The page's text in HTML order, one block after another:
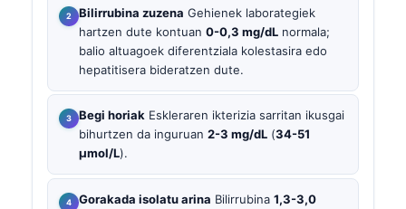
Bilirrubina zuzena Gehienek laborategiek
hartzen dute kontuan 0-0,3 mg/dL normala;
balio altuagoek diferentziala kolestasira edo
hepatitisera bideratzen dute.
Begi horiak Eskleraren ikterizia sarritan ikusgai
bihurtzen da inguruan 2-3 mg/dL (34-51
µmol/L).
Gorakada isolatu arina Bilirrubina 1,3-3,0